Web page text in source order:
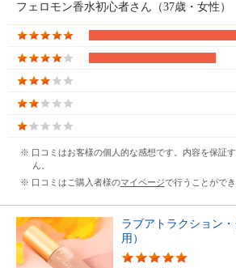
フェロモン香水初心者さん（37歳・女性）
※ 口コミはお客様の個人的な感想です。内容を保証
ん。
※ 口コミはご購入者様のマイページで行うことができ
ラブアトラクション
用）